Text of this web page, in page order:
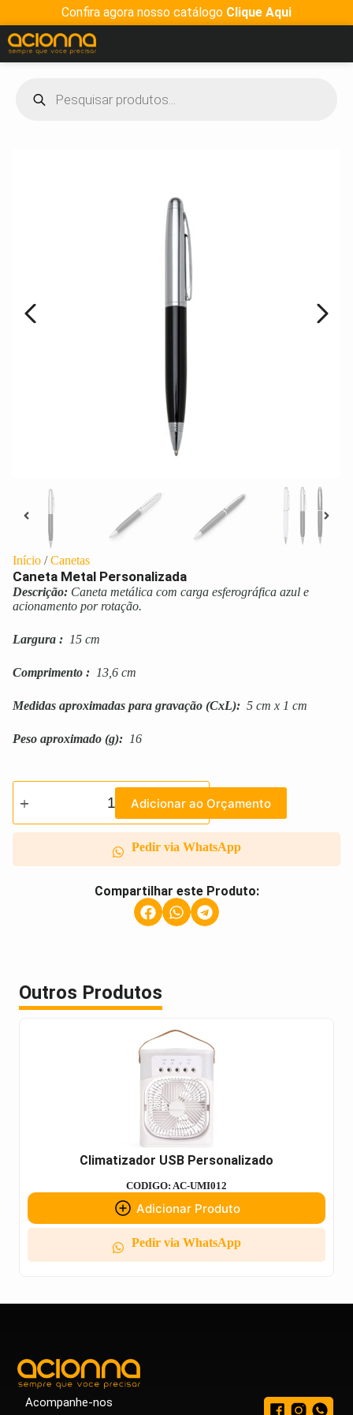
Confira agora nosso catálogo Clique Aqui
Início /Canetas
Caneta Metal Personalizada
Descrição: Caneta metálica com carga esferográfica azul e
acionamento por rotação.
Largura : 15 cm
Comprimento : 13,6 cm
Medidas aproximadas para gravação (CxL): 5 cm x 1 cm
Peso aproximado (g): 16
Adicionar ao Orçamento
Pedir via WhatsApp
Compartilhar este Produto:
Outros Produtos
Climatizador USB Personalizado
CODIGO: AC-UMI012
Adicionar Produto
Pedir via WhatsApp
Acompanhe-nos